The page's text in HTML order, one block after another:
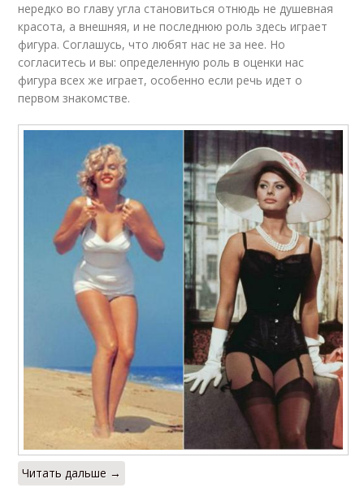
нередко во главу угла становиться отнюдь не душевная
красота, а внешняя, и не последнюю роль здесь играет
фигура. Соглашусь, что любят нас не за нее. Но
согласитесь и вы: определенную роль в оценки нас
фигура всех же играет, особенно если речь идет о
первом знакомстве.
Читать дальше →